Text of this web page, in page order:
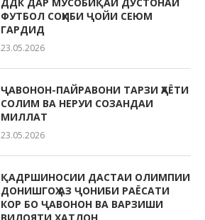
ФУТБОЛ СОҲИБИ ҶОЙИ СЕЮМ
ГАРДИД
23.05.2026
ҶАВОНОН-ПАЙРАВОНИ ТАРЗИ ҲАЁТИ
СОЛИМ ВА НЕРУИ СОЗАНДАИ
МИЛЛАТ
23.05.2026
ҚАДРШИНОСИИ ДАСТАИ ОЛИМПИИ
ДОНИШГОҲ АЗ ҶОНИБИ РАЁСАТИ
КОР БО ҶАВОНОН ВА ВАРЗИШИ
ВИЛОЯТИ ХАТЛОН